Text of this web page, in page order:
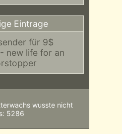
Eintrage
für 9$
- new life for an
wusste nicht
5286